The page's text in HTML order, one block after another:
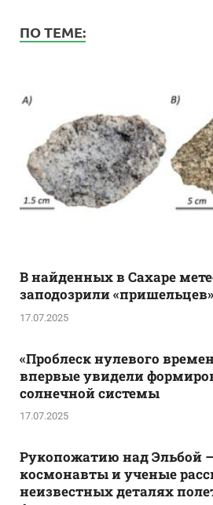
ПО ТЕМЕ:
В найденных в Сахаре
заподозрили
17.07.2025
«Проблеск нулевого
впервые увидели
солнечной системы
17.07.2025
Рукопожатию над Эльбой –
космонавты и ученые
неизвестных деталях